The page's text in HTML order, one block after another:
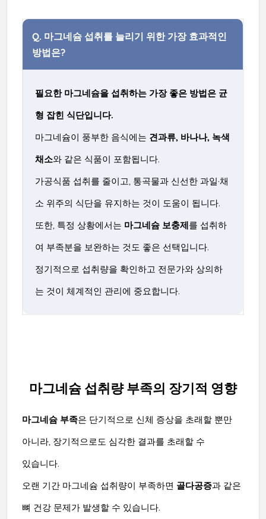
Q. 마그네슘 섭취를 늘리기 위한 가장 효과적인
방법은?
필요한 마그네슘을 섭취하는 가장 좋은 방법은 균
형 잡힌 식단입니다.
마그네슘이 풍부한 음식에는 견과류, 바나나, 녹색
채소와 같은 식품이 포함됩니다.
가공식품 섭취를 줄이고, 통곡물과 신선한 과일·채
소 위주의 식단을 유지하는 것이 도움이 됩니다.
또한, 특정 상황에서는 마그네슘 보충제를 섭취하
여 부족분을 보완하는 것도 좋은 선택입니다.
정기적으로 섭취량을 확인하고 전문가와 상의하
는 것이 체계적인 관리에 중요합니다.
마그네슘 섭취량 부족의 장기적 영향
마그네슘 부족은 단기적으로 신체 증상을 초래할 뿐만
아니라, 장기적으로도 심각한 결과를 초래할 수
있습니다.
오랜 기간 마그네슘 섭취량이 부족하면 골다공증과 같은
뼈 건강 문제가 발생할 수 있습니다.